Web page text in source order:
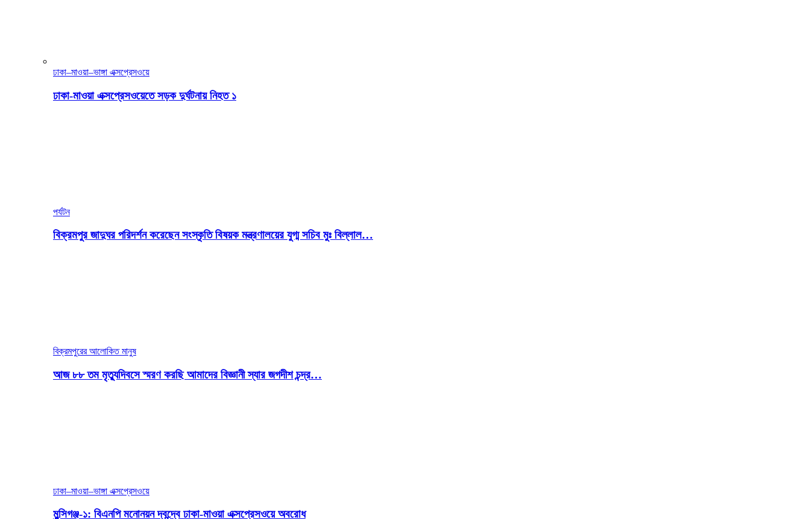
ঢাকা–মাওয়া–ভাঙ্গা এক্সপ্রেসওয়ে
ঢাকা-মাওয়া এক্সপ্রেসওয়েতে সড়ক দুর্ঘটনায় নিহত ১
পর্যটন
বিক্রমপুর জাদুঘর পরিদর্শন করেছেন সংস্কৃতি বিষয়ক মন্ত্রণালয়ের যুগ্ম সচিব মুঃ বিল্লাল…
বিক্রমপুরের আলোকিত মানুষ
আজ ৮৮ তম মৃত্যুদিবসে স্মরণ করছি আমাদের বিজ্ঞানী স্যার জগদীশ চন্দ্র…
ঢাকা–মাওয়া–ভাঙ্গা এক্সপ্রেসওয়ে
মুন্সিগঞ্জ-১: বিএনপি মনোনয়ন দ্বন্দ্বে ঢাকা-মাওয়া এক্সপ্রেসওয়ে অবরোধ